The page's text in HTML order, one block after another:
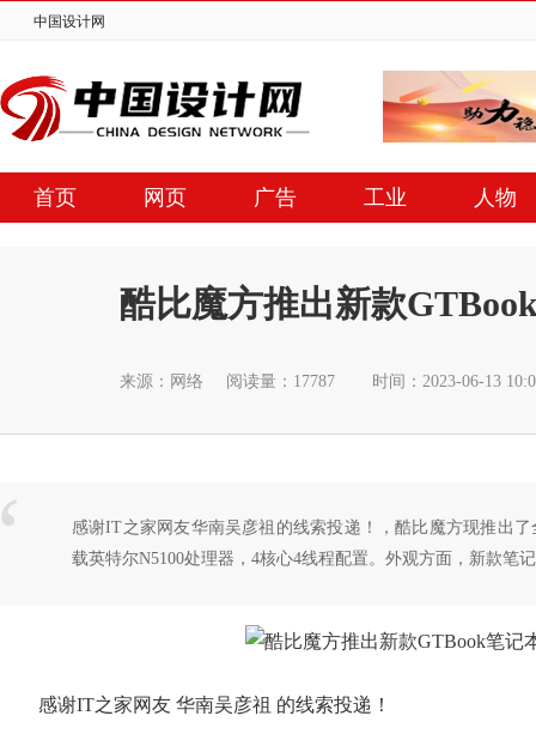
中国设计网
首页 网页 广告 工业 人物
酷比魔方推出新款
来源：网络 阅读量：17787 时间：2023-06-13
感谢IT之家网友华南吴彦祖的线索投递！，酷比魔方现推出
载英特尔N5100处理器，4核心4线程配置。外观方面，新款笔
感谢IT之家网友 华南吴彦祖 的线索投递！